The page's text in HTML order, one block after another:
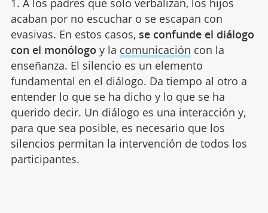
acaban por no escuchar o se escapan con
evasivas. En estos casos, se confunde el diálogo
con el monólogo y la comunicación con la
enseñanza. El silencio es un elemento
fundamental en el diálogo. Da tiempo al otro a
entender lo que se ha dicho y lo que se ha
querido decir. Un diálogo es una interacción y,
para que sea posible, es necesario que los
silencios permitan la intervención de todos los
participantes.